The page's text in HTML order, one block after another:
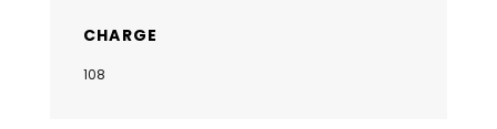
CHARGE
108